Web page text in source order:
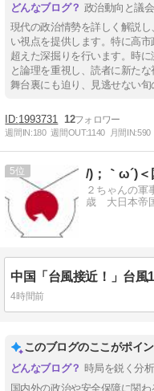
政治動向と議
現代の政治情勢を詳しく解説
い視点を提供します。特に高
超えた深掘りを行います。時
と論理を重視し、読者に新た
舞台裏にも迫り、見逃せない旬
1993731 12
週間IN:180 週間OUT:1140 月間IN:590
5 /)；｀ω´)＜
２ちゃんの軍
歳 大日本帝
4時間前
このブログのここがポイ
時局を鋭く分
国内外の政治や安全保障に関